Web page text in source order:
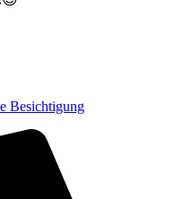
Besichtigung